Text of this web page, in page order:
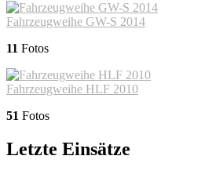
Fahrzeugweihe GW-S 2014
11 Fotos
Fahrzeugweihe HLF 2010
51 Fotos
Letzte Einsätze